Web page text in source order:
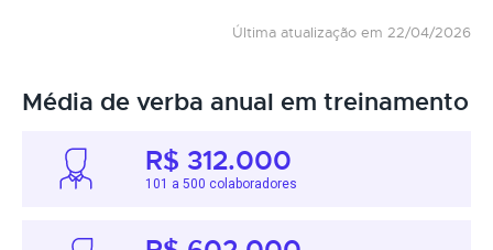
Última atualização em 22/04/2026
Média de verba anual em treinamento
R$ 312.000
101 a 500 colaboradores